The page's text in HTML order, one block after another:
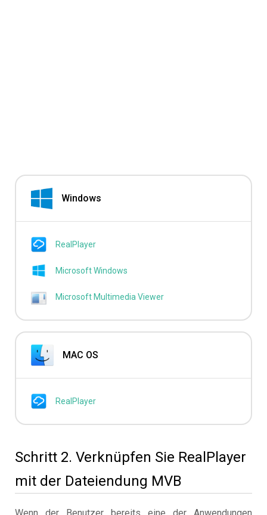
Windows
RealPlayer
Microsoft Windows
Microsoft Multimedia Viewer
MAC OS
RealPlayer
Schritt 2. Verknüpfen Sie RealPlayer
mit der Dateiendung MVB